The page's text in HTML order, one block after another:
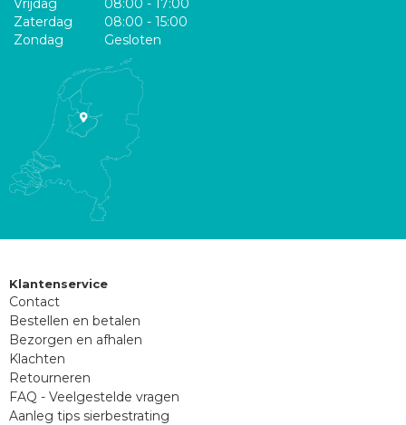
Vrijdag
08:00 - 17:00
Zaterdag
08:00 - 15:00
Zondag
Gesloten
Klantenservice
Contact
Bestellen en betalen
Bezorgen en afhalen
Klachten
Retourneren
FAQ - Veelgestelde vragen
Aanleg tips sierbestrating